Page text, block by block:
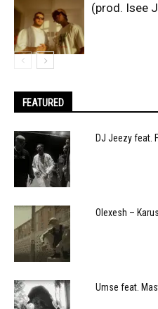
(prod. Isee
FEATURED
DJ Jeezy feat.
Olexesh –
Umse feat.